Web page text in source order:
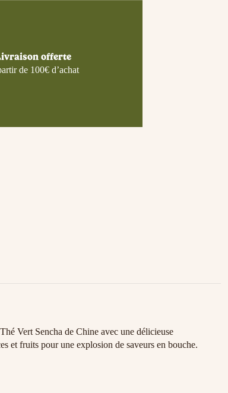
offerte
de 100€ d’achat
Vert Sencha de Chine avec une délicieuse
et fruits pour une explosion de saveurs en bouche.